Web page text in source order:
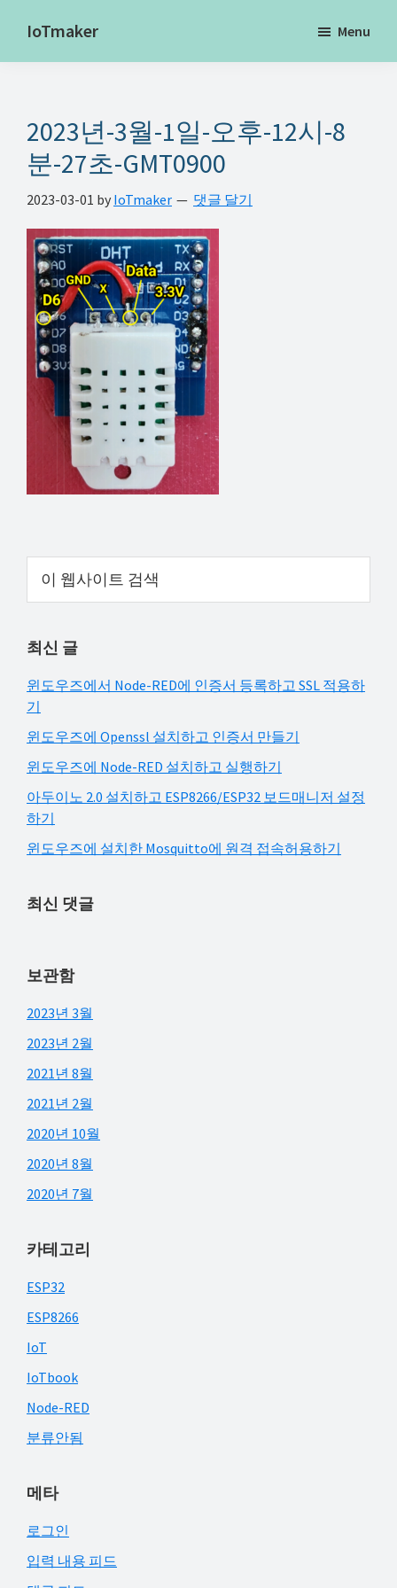
main
primary
footer
IoTmaker
터
넷
에
대
한
모
든
것
여
기
셔
Menu
2023년-3월-1일-오후-12시-8
분-27초-GMT0900
2023-03-01 by IoTmaker 댓글 달기
Primary
Sidebar
트
색
최신 글
윈도우즈에서 Node-RED에 인증서 등록하고 SSL 적용하
기
윈도우즈에 Openssl 설치하고 인증서 만들기
윈도우즈에 Node-RED 설치하고 실행하기
아두이노 2.0 설치하고 ESP8266/ESP32 보드매니저 설정
하기
윈도우즈에 설치한 Mosquitto에 원격 접속허용하기
최신 댓글
보관함
2023년 3월
2023년 2월
2021년 8월
2021년 2월
2020년 10월
2020년 8월
2020년 7월
카테고리
ESP32
ESP8266
IoT
IoTbook
Node-RED
분류안됨
메타
로그인
입력 내용 피드